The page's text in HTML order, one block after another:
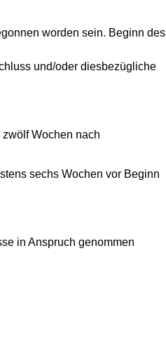
worden sein. Beginn des
und/oder diesbezügliche
Wochen nach
sechs Wochen vor Beginn
in Anspruch genommen